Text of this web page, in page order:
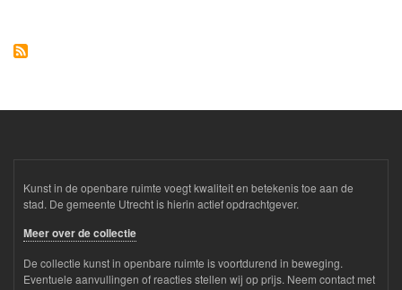
Kunst in de openbare ruimte voegt kwaliteit en betekenis toe aan de
stad. De gemeente Utrecht is hierin actief opdrachtgever.
Meer over de collectie
De collectie kunst in openbare ruimte is voortdurend in beweging.
Eventuele aanvullingen of reacties stellen wij op prijs. Neem contact met